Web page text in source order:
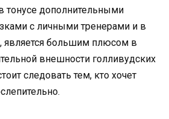
тонусе дополнительными
с личными тренерами и в
является большим плюсом в
внешности голливудских
следовать тем, кто хочет